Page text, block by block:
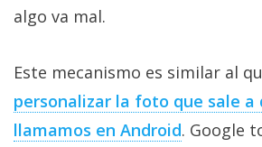
algo va mal.
Este mecanismo es similar al
personalizar la foto que sale a
llamamos en Android. Google